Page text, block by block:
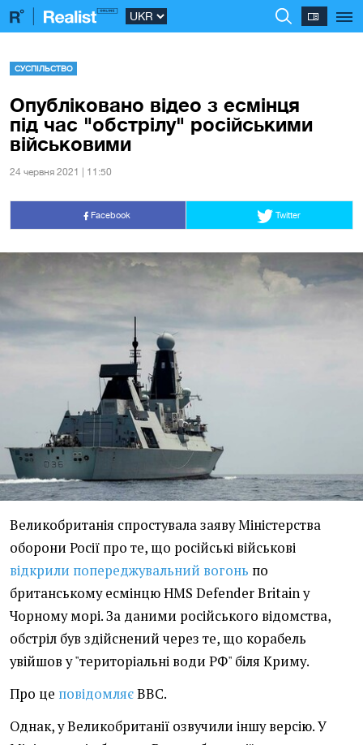
СУСПІЛЬСТВО
Опубліковано відео з есмінця
під час "обстрілу" російськими
військовими
24 червня 2021 | 11:50
Facebook Twitter
Великобританія спростувала заяву Міністерства
оборони Росії про те, що російські військові
відкрили попереджувальний вогонь по
британському есмінцю HMS Defender Britain у
Чорному морі. За даними російського відомства,
обстріл був здійснений через те, що корабель
увійшов у "територіальні води РФ" біля Криму.
Про це повідомляєВВС.
Однак, у Великобританії озвучили іншу версію. У